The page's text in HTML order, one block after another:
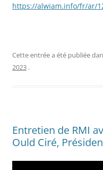
https://alwiam.info/fr/ar/
Cette entrée a été publiée
2023 .
Entretien de RMI
Ould Ciré,